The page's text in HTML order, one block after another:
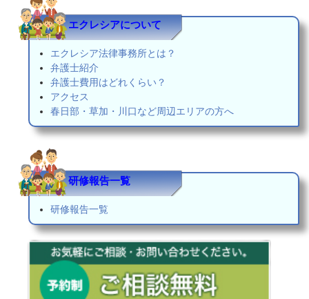
エクレシアについて
エクレシア法律事務所とは？
弁護士紹介
弁護士費用はどれくらい？
アクセス
春日部・草加・川口など周辺エリアの方へ
研修報告一覧
研修報告一覧